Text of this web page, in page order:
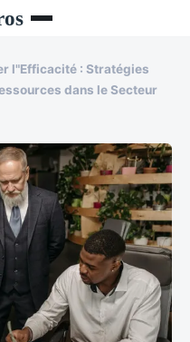
l"Efficacité : Stratégies
dans le Secteur